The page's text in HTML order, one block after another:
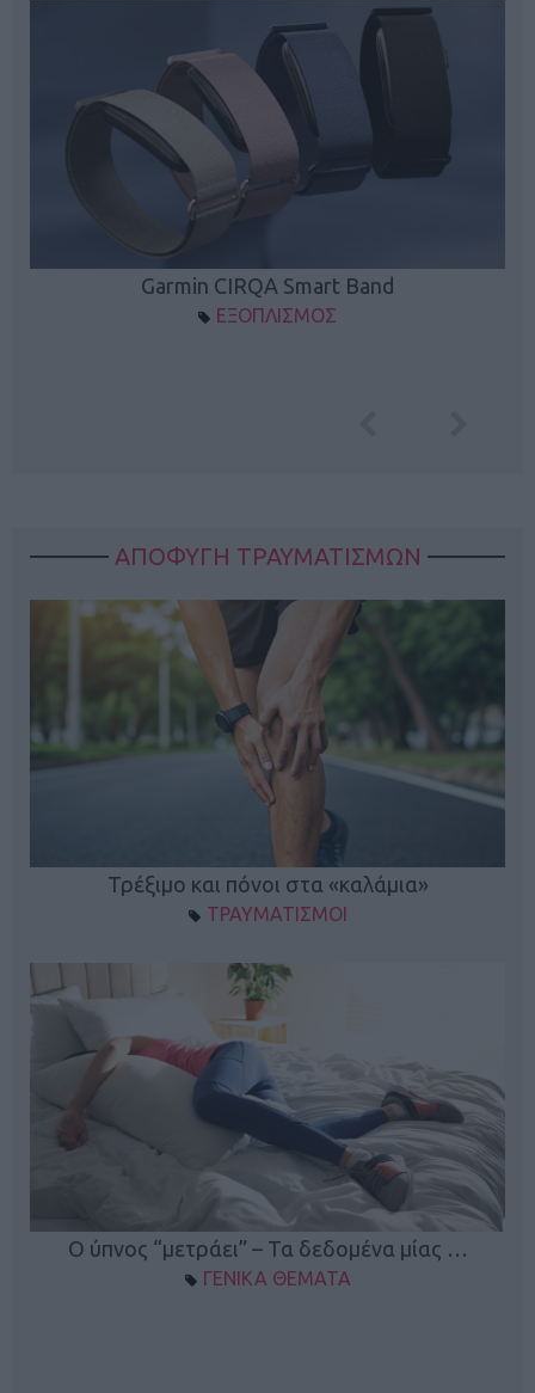
Garmin CIRQA Smart Band
ΕΞΟΠΛΙΣΜΟΣ
ΑΠΟΦΥΓΗ ΤΡΑΥΜΑΤΙΣΜΩΝ
Τρέξιμο και πόνοι στα «καλάμια»
ΤΡΑΥΜΑΤΙΣΜΟΙ
Ο ύπνος “μετράει” – Τα δεδομένα μίας …
ΓΕΝΙΚΑ ΘΕΜΑΤΑ